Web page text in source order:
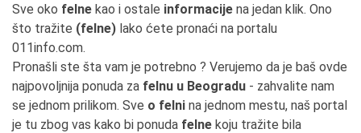
Sve oko felne kao i ostale informacije na jedan klik. Ono
što tražite (felne) lako ćete pronaći na portalu
011info.com.
Pronašli ste šta vam je potrebno ? Verujemo da je baš ovde
najpovoljnija ponuda za felnu u Beogradu - zahvalite nam
se jednom prilikom. Sve o felni na jednom mestu, naš portal
je tu zbog vas kako bi ponuda felne koju tražite bila